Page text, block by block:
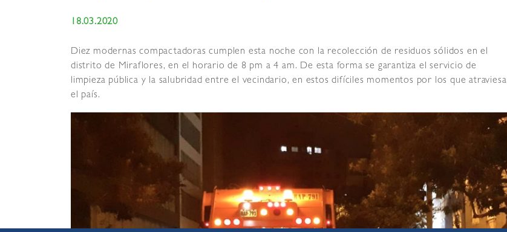
18.03.2020
Diez modernas compactadoras cumplen esta noche con la recolección de residuos sólidos en el
distrito de Miraflores, en el horario de 8 pm a 4 am. De esta forma se garantiza el servicio de
limpieza pública y la salubridad entre el vecindario, en estos difíciles momentos por los que atraviesa
el país.